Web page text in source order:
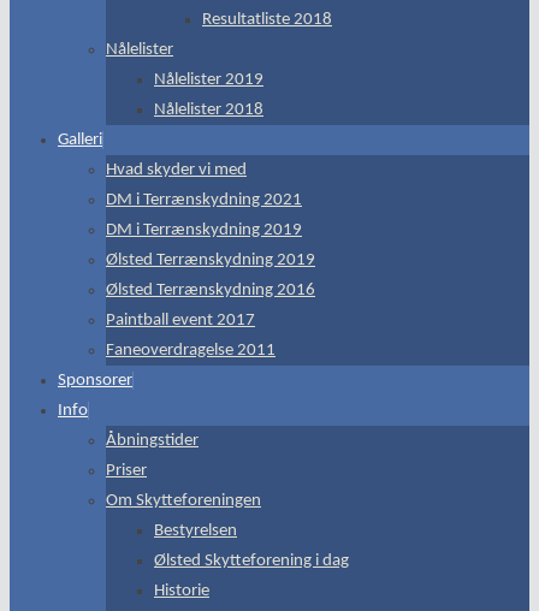
Resultatliste 2018
Nålelister
Nålelister 2019
Nålelister 2018
Galleri
Hvad skyder vi med
DM i Terrænskydning 2021
DM i Terrænskydning 2019
Ølsted Terrænskydning 2019
Ølsted Terrænskydning 2016
Paintball event 2017
Faneoverdragelse 2011
Sponsorer
Info
Åbningstider
Priser
Om Skytteforeningen
Bestyrelsen
Ølsted Skytteforening i dag
Historie